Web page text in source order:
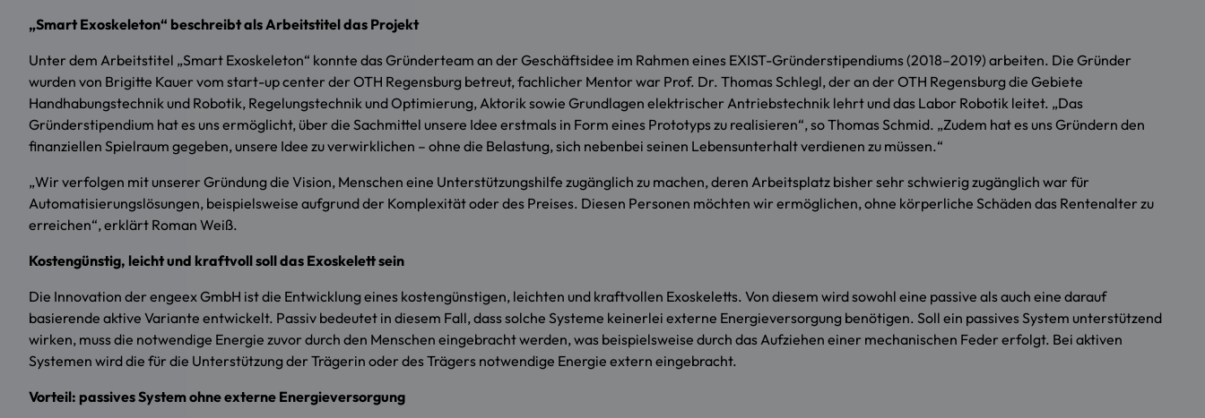
„Smart Exoskeleton“ beschreibt als Arbeitstitel das Projekt
Unter dem Arbeitstitel „Smart Exoskeleton“ konnte das Gründerteam an der Geschäftsidee im Rahmen eines EXIST-Gründerstipendiums (2018–2019) arbeiten. Die Gründer
wurden von Brigitte Kauer vom start-up center der OTH Regensburg betreut, fachlicher Mentor war Prof. Dr. Thomas Schlegl, der an der OTH Regensburg die Gebiete
Handhabungstechnik und Robotik, Regelungstechnik und Optimierung, Aktorik sowie Grundlagen elektrischer Antriebstechnik lehrt und das Labor Robotik leitet. „Das
Gründerstipendium hat es uns ermöglicht, über die Sachmittel unsere Idee erstmals in Form eines Prototyps zu realisieren“, so Thomas Schmid. „Zudem hat es uns Gründern den
finanziellen Spielraum gegeben, unsere Idee zu verwirklichen – ohne die Belastung, sich nebenbei seinen Lebensunterhalt verdienen zu müssen.“
„Wir verfolgen mit unserer Gründung die Vision, Menschen eine Unterstützungshilfe zugänglich zu machen, deren Arbeitsplatz bisher sehr schwierig zugänglich war für
Automatisierungslösungen, beispielsweise aufgrund der Komplexität oder des Preises. Diesen Personen möchten wir ermöglichen, ohne körperliche Schäden das Rentenalter zu
erreichen“, erklärt Roman Weiß.
Kostengünstig, leicht und kraftvoll soll das Exoskelett sein
Die Innovation der engeex GmbH ist die Entwicklung eines kostengünstigen, leichten und kraftvollen Exoskeletts. Von diesem wird sowohl eine passive als auch eine darauf
basierende aktive Variante entwickelt. Passiv bedeutet in diesem Fall, dass solche Systeme keinerlei externe Energieversorgung benötigen. Soll ein passives System unterstützend
wirken, muss die notwendige Energie zuvor durch den Menschen eingebracht werden, was beispielsweise durch das Aufziehen einer mechanischen Feder erfolgt. Bei aktiven
Systemen wird die für die Unterstützung der Trägerin oder des Trägers notwendige Energie extern eingebracht.
Vorteil: passives System ohne externe Energieversorgung